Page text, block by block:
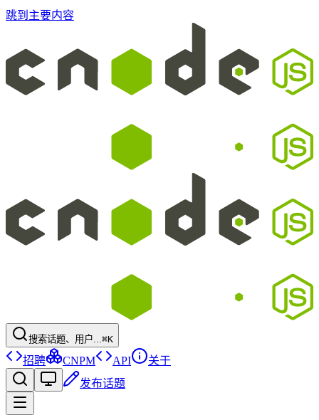
跳到主要内容
搜索话题、用户...⌘K
招聘 CNPM API
关于
发布话题